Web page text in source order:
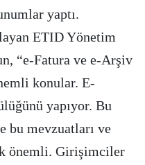
yaptı.
ETID Yönetim
“e-Fatura ve e-Arşiv
konular. E-
yapıyor. Bu
bu mevzuatları ve
önemli. Girişimciler